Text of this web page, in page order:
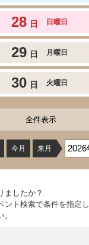
28 日 日曜日
29 日 月曜日
30 日 火曜日
全件表示
今月 来月
ましたか？
ント検索で条件を指定し